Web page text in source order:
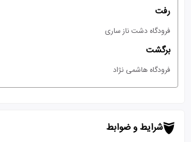
رفت
فرودگاه دشت ناز ساری
برگشت
فرودگاه هاشمی نژاد
شرایط و ضوابط